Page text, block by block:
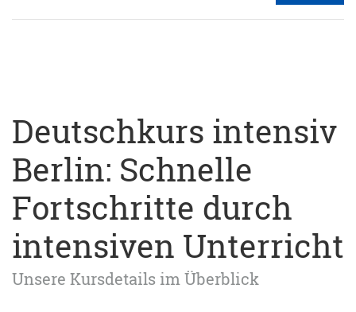
Deutschkurs intensiv
Berlin: Schnelle
Fortschritte durch
intensiven Unterricht
Unsere Kursdetails im Überblick